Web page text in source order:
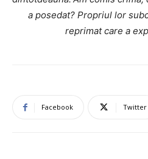
a posedat? Propriul lor
reprimat care a
Facebook Twitter